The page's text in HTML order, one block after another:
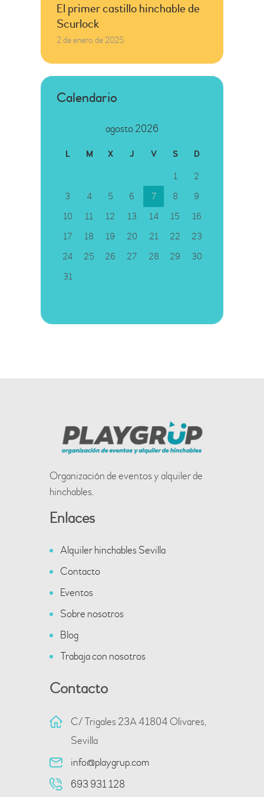
El primer castillo hinchable de
Scurlock
2 de enero de 2025
Calendario
agosto 2026
L M X J V S D
1
2
3
4 5 6 7 8
9
10
11 12 13 14 15
16
17
18 19 20 21 22
23
24
25 26 27 28 29
30
31
Organización de eventos y alquiler de
hinchables.
Enlaces
Alquiler hinchables Sevilla
Contacto
Eventos
Sobre nosotros
Blog
Trabaja con nosotros
Contacto
C/ Trigales 23A 41804 Olivares,
Sevilla
info@playgrup.com
693 931 128